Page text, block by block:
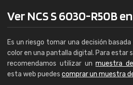
Ver NCS S 6030-R50B
Es un riesgo tomar una decisión
color en una pantalla digital. Para estar
recomendamos utilizar unmuestra
esta web puedes comprar un muestra